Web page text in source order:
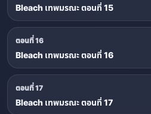
Bleach เทพมรณะ ตอนที่ 15
ตอนที่ 16
Bleach เทพมรณะ ตอนที่ 16
ตอนที่ 17
Bleach เทพมรณะ ตอนที่ 17